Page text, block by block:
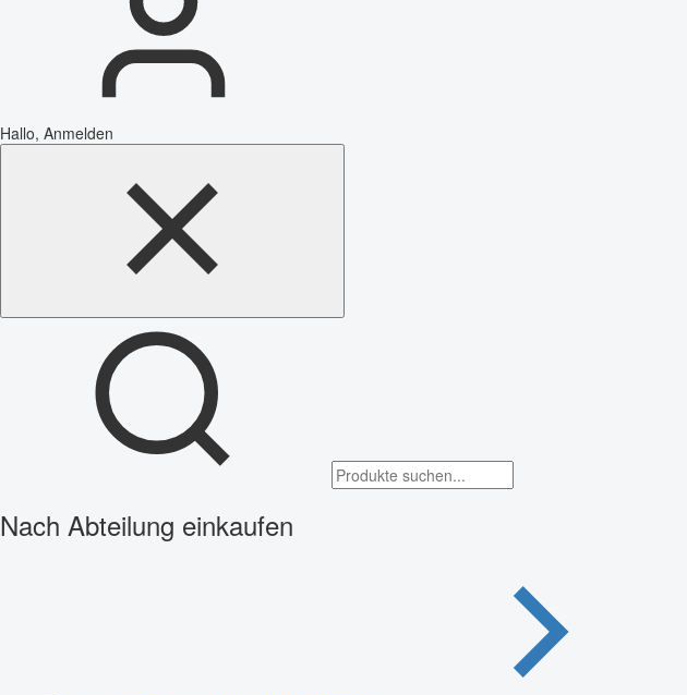
Hallo, Anmelden
Nach Abteilung einkaufen